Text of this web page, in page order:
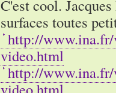
C'est cool.
surfaces toutes
http://www.ina.fr/
video.html
http://www.ina.fr/